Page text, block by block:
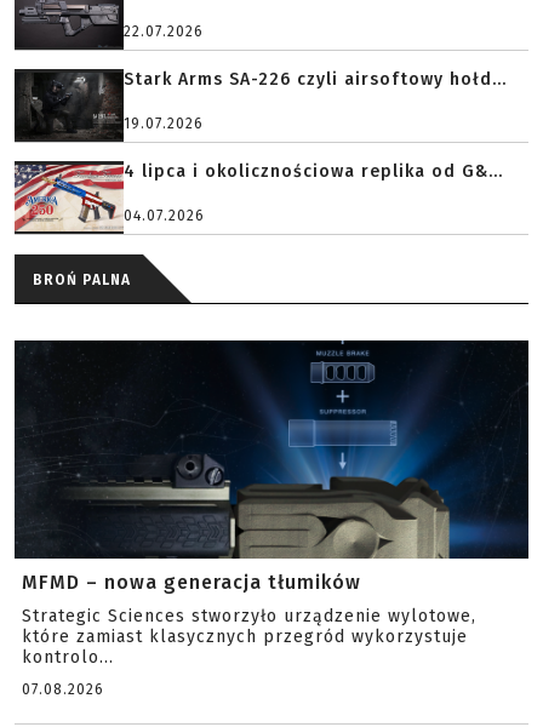
22.07.2026
Stark Arms SA-226 czyli airsoftowy hołd...
19.07.2026
4 lipca i okolicznościowa replika od G&...
04.07.2026
BROŃ PALNA
MFMD – nowa generacja tłumików
Strategic Sciences stworzyło urządzenie wylotowe,
które zamiast klasycznych przegród wykorzystuje
kontrolo...
07.08.2026